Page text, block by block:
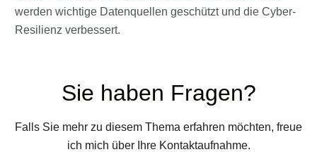
werden wichtige Datenquellen geschützt und die Cyber-
Resilienz verbessert.
Sie haben Fragen?
Falls Sie mehr zu diesem Thema erfahren möchten, freue
ich mich über Ihre Kontaktaufnahme.